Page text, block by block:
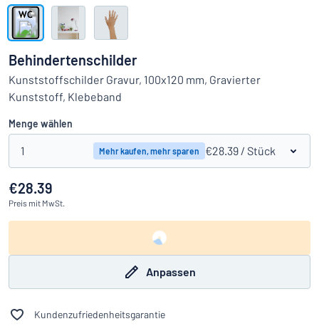
Das Gesuchte nicht gefunden? Schild hier entwerfen
Alle Kategorien anzeigen
Einloggen
Behindertenschilder
Kunststoffschilder Gravur, 100x120 mm, Gravierter
Kunststoff, Klebeband
Menge wählen
1 Mehr kaufen, mehr sparen €28.39 / Stück
€28.39
Preis mit MwSt.
Anpassen
Kundenzufriedenheitsgarantie